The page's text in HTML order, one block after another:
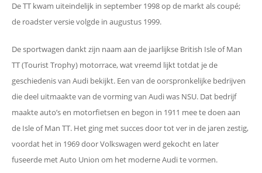
De TT kwam uiteindelijk in september 1998 op de markt als coupé;
de roadster versie volgde in augustus 1999.
De sportwagen dankt zijn naam aan de jaarlijkse British Isle of Man
TT (Tourist Trophy) motorrace, wat vreemd lijkt totdat je de
geschiedenis van Audi bekijkt. Een van de oorspronkelijke bedrijven
die deel uitmaakte van de vorming van Audi was NSU. Dat bedrijf
maakte auto’s en motorfietsen en begon in 1911 mee te doen aan
de Isle of Man TT. Het ging met succes door tot ver in de jaren zestig,
voordat het in 1969 door Volkswagen werd gekocht en later
fuseerde met Auto Union om het moderne Audi te vormen.